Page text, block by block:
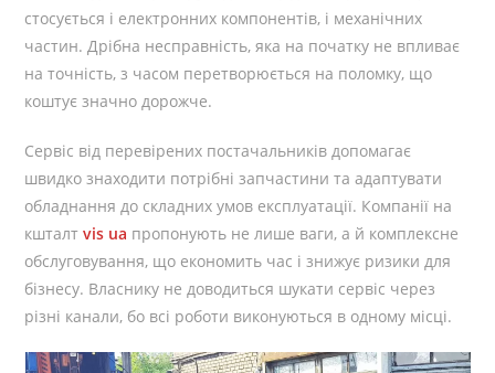
стосується і електронних компонентів, і механічних
частин. Дрібна несправність, яка на початку не впливає
на точність, з часом перетворюється на поломку, що
коштує значно дорожче.
Сервіс від перевірених постачальників допомагає
швидко знаходити потрібні запчастини та адаптувати
обладнання до складних умов експлуатації. Компанії на
кшталт vis ua пропонують не лише ваги, а й комплексне
обслуговування, що економить час і знижує ризики для
бізнесу. Власнику не доводиться шукати сервіс через
різні канали, бо всі роботи виконуються в одному місці.